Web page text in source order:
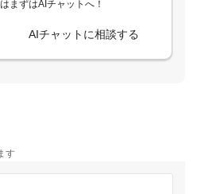
まずはAIチャットへ！
AIチャットに相談する
す